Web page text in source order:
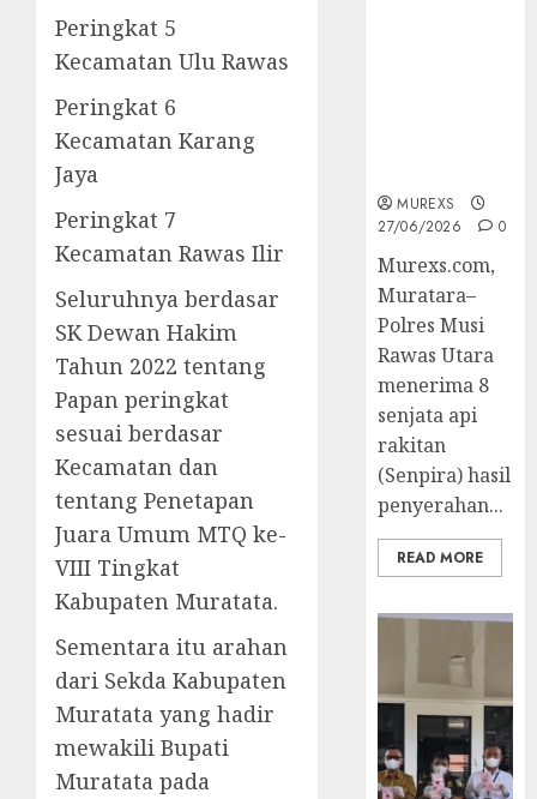
Peringkat 5
Kecamatan Ulu Rawas
Peringkat 6
Kecamatan Karang
Jaya
Peringkat 7
Kecamatan Rawas Ilir
Seluruhnya berdasar
SK Dewan Hakim
Tahun 2022 tentang
Papan peringkat
sesuai berdasar
Kecamatan dan
tentang Penetapan
Juara Umum MTQ ke-
VIII Tingkat
Kabupaten Muratata.
Sementara itu arahan
dari Sekda Kabupaten
Muratata yang hadir
mewakili Bupati
Muratata pada
MUREXS
27/06/2026
0
Murexs.com,
Muratara–
Polres Musi
Rawas Utara
menerima 8
senjata api
rakitan
(Senpira) hasil
penyerahan...
READ MORE